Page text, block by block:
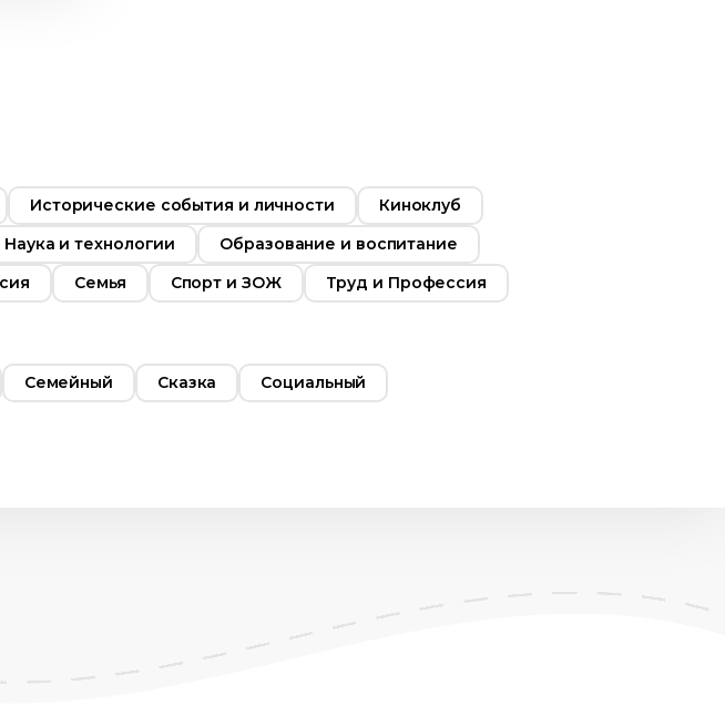
Исторические события и личности
Киноклуб
Наука и технологии
Образование и воспитание
Семья Спорт и ЗОЖ Труд и Профессия
Семейный Сказка Социальный